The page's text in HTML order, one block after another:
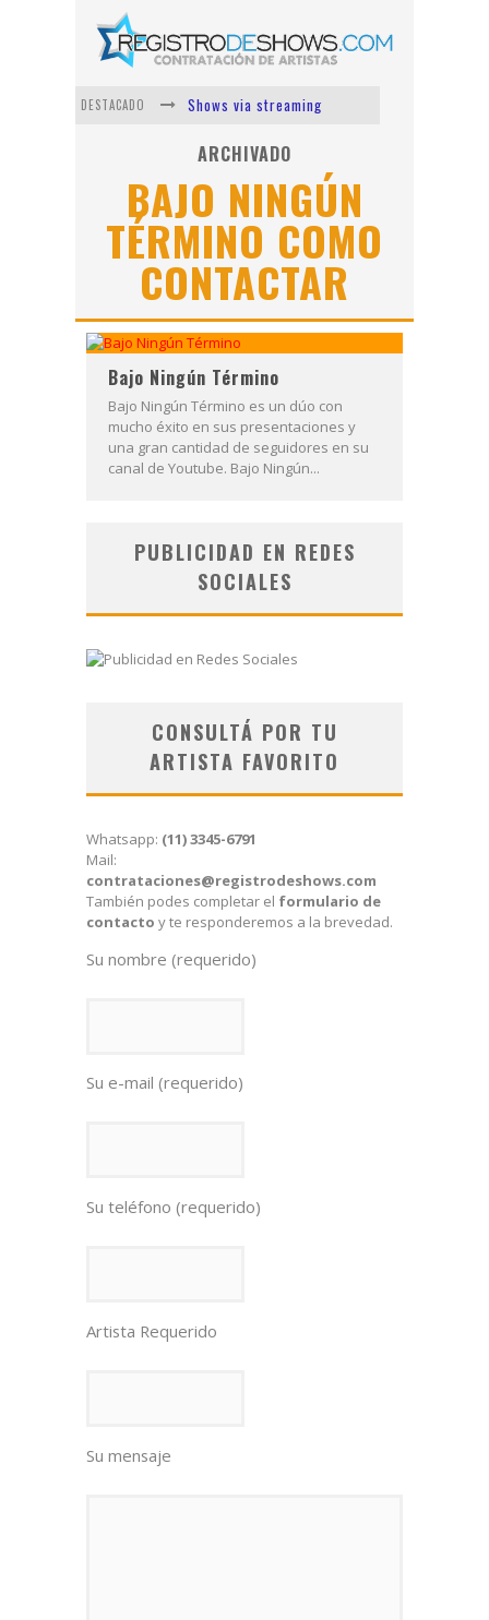
DESTACADO
Shows via streaming
Lit Killah
Nicki Nicole
Duki
Vi Em
Los Ángeles Azules
ARCHIVADO
BAJO NINGÚN
TÉRMINO COMO
CONTACTAR
Bajo Ningún Término
Bajo Ningún Término es un dúo con
mucho éxito en sus presentaciones y
una gran cantidad de seguidores en su
canal de Youtube. Bajo Ningún...
PUBLICIDAD EN REDES
SOCIALES
CONSULTÁ POR TU
ARTISTA FAVORITO
Whatsapp: (11) 3345-6791
Mail:
contrataciones@registrodeshows.com
También podes completar el formulario de
contacto y te responderemos a la brevedad.
Su nombre (requerido)
Su e-mail (requerido)
Su teléfono (requerido)
Artista Requerido
Su mensaje